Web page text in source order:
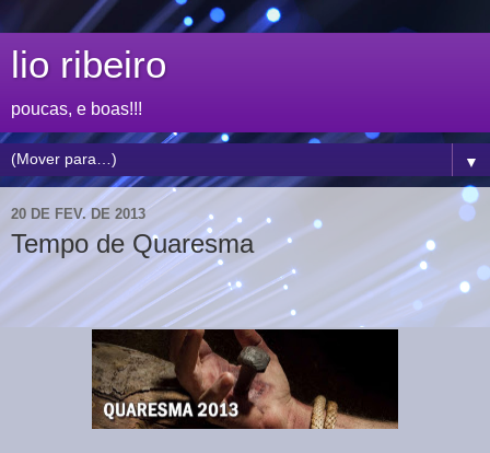
lio ribeiro
poucas, e boas!!!
▼
20 DE FEV. DE 2013
Tempo de Quaresma